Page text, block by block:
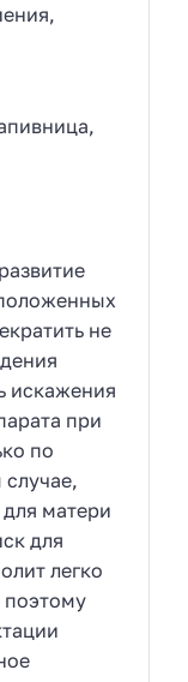
не
искажения
при
по
матери
для
легко
поэтому